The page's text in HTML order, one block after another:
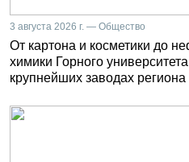
3 августа 2026 г. — Общество
От картона и косметики до
химики Горного
крупнейших заводах региона